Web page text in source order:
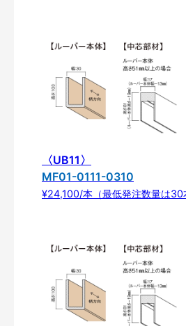
〈UB11〉
MF01-0111-0310
¥24,100/本（最低発注数量は30